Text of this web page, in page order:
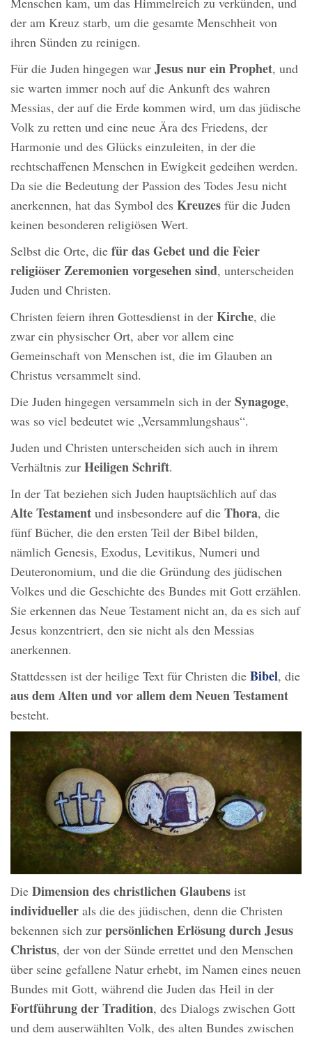
der am Kreuz starb, um die gesamte Menschheit von
ihren Sünden zu reinigen.
Für die Juden hingegen war Jesus nur ein Prophet, und
sie warten immer noch auf die Ankunft des wahren
Messias, der auf die Erde kommen wird, um das jüdische
Volk zu retten und eine neue Ära des Friedens, der
Harmonie und des Glücks einzuleiten, in der die
rechtschaffenen Menschen in Ewigkeit gedeihen werden.
Da sie die Bedeutung der Passion des Todes Jesu nicht
anerkennen, hat das Symbol des Kreuzes für die Juden
keinen besonderen religiösen Wert.
Selbst die Orte, die für das Gebet und die Feier
religiöser Zeremonien vorgesehen sind, unterscheiden
Juden und Christen.
Christen feiern ihren Gottesdienst in der Kirche, die
zwar ein physischer Ort, aber vor allem eine
Gemeinschaft von Menschen ist, die im Glauben an
Christus versammelt sind.
Die Juden hingegen versammeln sich in der Synagoge,
was so viel bedeutet wie „Versammlungshaus“.
Juden und Christen unterscheiden sich auch in ihrem
Verhältnis zur Heiligen Schrift.
In der Tat beziehen sich Juden hauptsächlich auf das
Alte Testament und insbesondere auf die Thora, die
fünf Bücher, die den ersten Teil der Bibel bilden,
nämlich Genesis, Exodus, Levitikus, Numeri und
Deuteronomium, und die die Gründung des jüdischen
Volkes und die Geschichte des Bundes mit Gott erzählen.
Sie erkennen das Neue Testament nicht an, da es sich auf
Jesus konzentriert, den sie nicht als den Messias
anerkennen.
Stattdessen ist der heilige Text für Christen die Bibel, die
aus dem Alten und vor allem dem Neuen Testament
besteht.
Die Dimension des christlichen Glaubens ist
individueller als die des jüdischen, denn die Christen
bekennen sich zur persönlichen Erlösung durch Jesus
Christus, der von der Sünde errettet und den Menschen
über seine gefallene Natur erhebt, im Namen eines neuen
Bundes mit Gott, während die Juden das Heil in der
Fortführung der Tradition, des Dialogs zwischen Gott
und dem auserwählten Volk, des alten Bundes zwischen